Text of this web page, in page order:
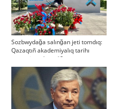
Sozbwydağa salınğan jeti tomdıq:
Qazaqtıñ akademiyalıq tarihı
qaşan jarıq köredi?